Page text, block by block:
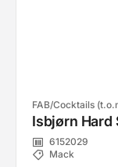
FAB/Cocktails
Isbjørn Hard
6152029
Mack